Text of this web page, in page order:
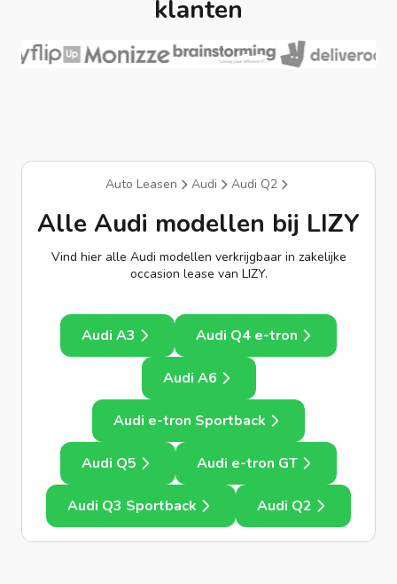
klanten
Auto Leasen Audi Audi Q2
Alle Audi modellen bij LIZY
Vind hier alle Audi modellen verkrijgbaar in zakelijke
occasion lease van LIZY.
Audi A3 Audi Q4 e-tron
Audi A6
Audi e-tron Sportback
Audi Q5 Audi e-tron GT
Audi Q3 Sportback Audi Q2